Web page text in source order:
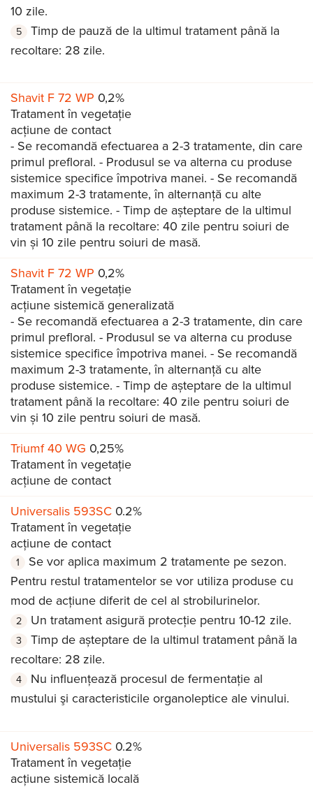
10 zile.
Timp de pauză de la ultimul tratament până la
recoltare: 28 zile.
Shavit F 72 WP 0,2%
Tratament în vegetație
acțiune de contact
- Se recomandă efectuarea a 2-3 tratamente, din care
primul prefloral. - Produsul se va alterna cu produse
sistemice specifice împotriva manei. - Se recomandă
maximum 2-3 tratamente, în alternanţă cu alte
produse sistemice. - Timp de așteptare de la ultimul
tratament până la recoltare: 40 zile pentru soiuri de
vin și 10 zile pentru soiuri de masă.
Shavit F 72 WP 0,2%
Tratament în vegetație
acțiune sistemică generalizată
- Se recomandă efectuarea a 2-3 tratamente, din care
primul prefloral. - Produsul se va alterna cu produse
sistemice specifice împotriva manei. - Se recomandă
maximum 2-3 tratamente, în alternanţă cu alte
produse sistemice. - Timp de așteptare de la ultimul
tratament până la recoltare: 40 zile pentru soiuri de
vin și 10 zile pentru soiuri de masă.
Triumf 40 WG 0,25%
Tratament în vegetație
acțiune de contact
Universalis 593SC 0.2%
Tratament în vegetație
acțiune de contact
Se vor aplica maximum 2 tratamente pe sezon.
Pentru restul tratamentelor se vor utiliza produse cu
mod de acțiune diferit de cel al strobilurinelor.
Un tratament asigură protecție pentru 10-12 zile.
Timp de așteptare de la ultimul tratament până la
recoltare: 28 zile.
Nu influenţează procesul de fermentaţie al
mustului şi caracteristicile organoleptice ale vinului.
Universalis 593SC 0.2%
Tratament în vegetație
acțiune sistemică locală